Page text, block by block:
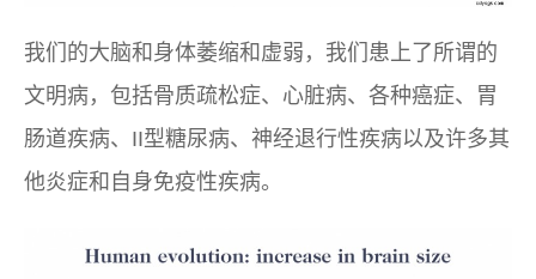
我们的大脑和身体萎缩和虚弱，我们患上了所谓的
文明病，包括骨质疏松症、心脏病、各种癌症、胃
肠道疾病、II型糖尿病、神经退行性疾病以及许多其
他炎症和自身免疫性疾病。